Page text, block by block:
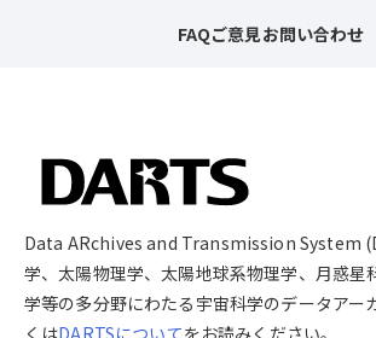
FAQご意見お問い合わせ
Data ARchives and Transmission System
学、太陽物理学、太陽地球系物理学、月惑星
学等の多分野にわたる宇宙科学のデータアー
くはDARTSについてをお読みください。